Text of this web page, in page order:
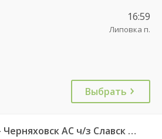
16:59
Липовка п.
Выбрать
503А Советск АС — Черняховск АС ч/з Славск КДП, Большаково п.